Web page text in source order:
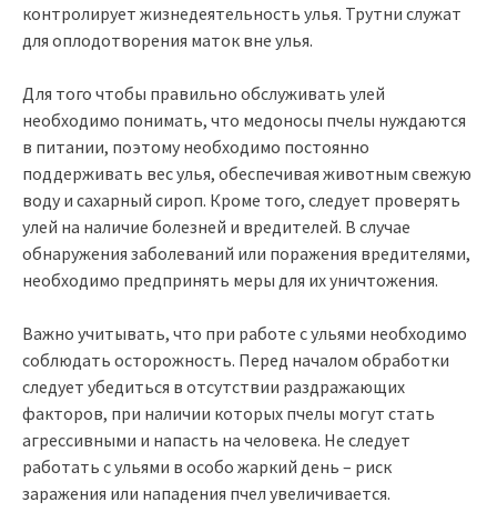
контролирует жизнедеятельность улья. Трутни служат
для оплодотворения маток вне улья.
Для того чтобы правильно обслуживать улей
необходимо понимать, что медоносы пчелы нуждаются
в питании, поэтому необходимо постоянно
поддерживать вес улья, обеспечивая животным свежую
воду и сахарный сироп. Кроме того, следует проверять
улей на наличие болезней и вредителей. В случае
обнаружения заболеваний или поражения вредителями,
необходимо предпринять меры для их уничтожения.
Важно учитывать, что при работе с ульями необходимо
соблюдать осторожность. Перед началом обработки
следует убедиться в отсутствии раздражающих
факторов, при наличии которых пчелы могут стать
агрессивными и напасть на человека. Не следует
работать с ульями в особо жаркий день – риск
заражения или нападения пчел увеличивается.